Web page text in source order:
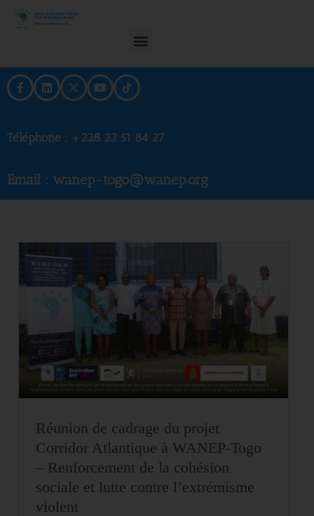
Téléphone : +228 22 51 84 27
Email : wanep-togo@wanep.org
Réunion de cadrage du projet
Corridor Atlantique à WANEP-Togo
– Renforcement de la cohésion
sociale et lutte contre l’extrémisme
violent